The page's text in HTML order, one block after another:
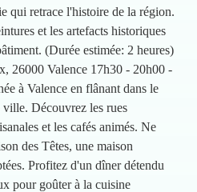
qui retrace l'histoire de la région.
et les artefacts historiques
(Durée estimée: 2 heures)
26000 Valence 17h30 - 20h00 -
à Valence en flânant dans le
Découvrez les rues
et les cafés animés. Ne
des Têtes, une maison
Profitez d'un dîner détendu
pour goûter à la cuisine